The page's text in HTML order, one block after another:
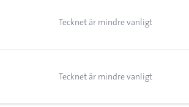
Tecknet är mindre vanligt
Tecknet är mindre vanligt